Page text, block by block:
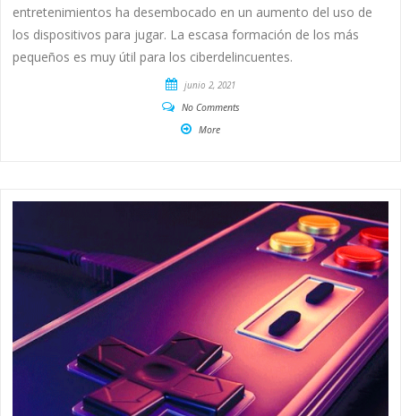
entretenimientos ha desembocado en un aumento del uso de
los dispositivos para jugar. La escasa formación de los más
pequeños es muy útil para los ciberdelincuentes.
junio 2, 2021
No Comments
More